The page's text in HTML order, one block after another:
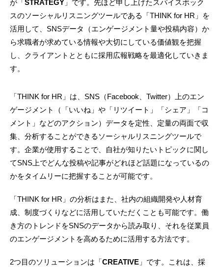
が「 STRATEGY 」です。先ほど申し上げたスパイスボック
スのソーシャルリスニングツールである「THINK for HR」を
活用して、SNSデータ（エンゲージメント量や投稿内容）か
ら求職者が求めている情報や大切にしている価値観を把握
し、クライアントとともに採用広報戦略を最適化していきま
す。
「THINK for HR」は、SNS（Facebook、Twitter）上のエン
ゲージメント（「いいね」や「リツイート」「シェア」「コ
メント」などのアクション）データを定性、定量の両面で収
集、分析することができるソーシャルリスニングツールで
す。企業が使用することで、自社が知りたいトピックに関し
てSNS上でどんな投稿や記事がどれほど話題になっているの
かをタイムリーに把握することが可能です。
「THINK for HR」の分析はまた、社内の組織開発や人材育
成、制度づくりなどに活用していただくことも可能です。働
き方のトレンドをSNSのデータから読み取り、それを従業員
のエンゲージメントを高めるために活用する方法です。
2つ目のソリューションは「CREATIVE 」です。これは、採